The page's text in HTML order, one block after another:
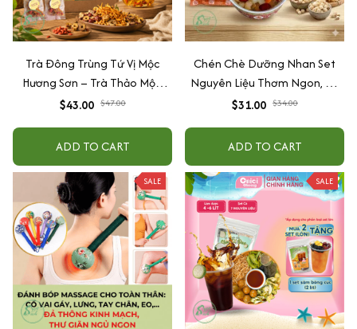
Trà Đông Trùng Tứ Vị Mộc
Hương Sơn – Trà Thảo Mộc,
Quà Tặng Sức Khỏe Hộp 30
$43.00 $47.00
ADD TO CART
Chén Chè Dưỡng Nhan Set
Nguyên Liệu Thơm Ngon, Bổ
Dưỡng 25 Chén NHALAM
$31.00 $34.00
ADD TO CART
SALE SALE